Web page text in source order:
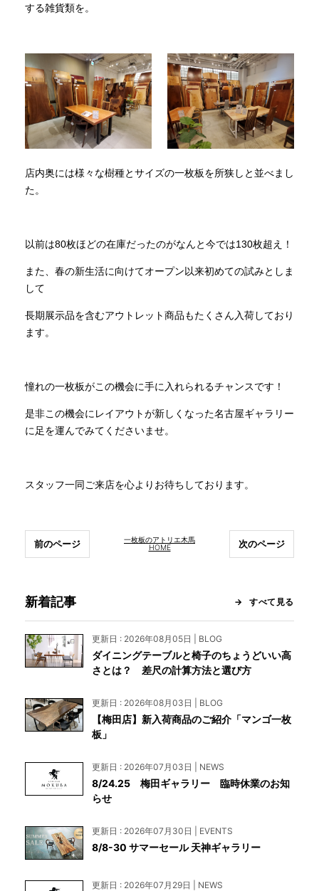
する雑貨類を。
店内奥には様々な樹種とサイズの一枚板を所狭しと並べまし
た。
以前は80枚ほどの在庫だったのがなんと今では130枚超え！
また、春の新生活に向けてオープン以来初めての試みとしま
して
長期展示品を含むアウトレット商品もたくさん入荷しており
ます。
憧れの一枚板がこの機会に手に入れられるチャンスです！
是非この機会にレイアウトが新しくなった名古屋ギャラリー
に足を運んでみてくださいませ。
スタッフ一同ご来店を心よりお待ちしております。
一枚板のアトリエ木馬
HOME
前のページ 次のページ
新着記事 すべて見る
更新日 : 2026年08月05日 | BLOG
ダイニングテーブルと椅子のちょうどいい高
さとは？ 差尺の計算方法と選び方
更新日 : 2026年08月03日 | BLOG
【梅田店】新入荷商品のご紹介「マンゴ一枚
板」
更新日 : 2026年07月03日 | NEWS
8/24.25 梅田ギャラリー 臨時休業のお知
らせ
更新日 : 2026年07月30日 | EVENTS
8/8-30 サマーセール 天神ギャラリー
更新日 : 2026年07月29日 | NEWS